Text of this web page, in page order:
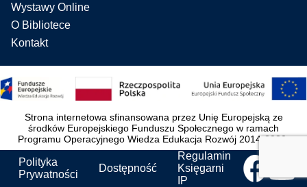
Wystawy Online
O Bibliotece
Kontakt
Strona internetowa sfinansowana przez Unię Europejską ze
środków Europejskiego Funduszu Społecznego w ramach
Programu Operacyjnego Wiedza Edukacja Rozwój 2014-2020.
Polityka
Prywatności
Dostępność
Regulamin
Księgarni
IP